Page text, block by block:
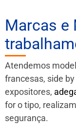
Marcas e
Atendemos
francesas, side
expositores,
for o tipo,
segurança.